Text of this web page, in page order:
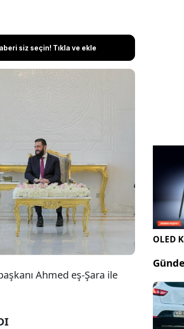
siz seçin! Tıkla ve ekle
İbrahim Kalın, Suriye
Ahmed eş-Şara bir araya
Ahmed eş-Şara ile
OLED